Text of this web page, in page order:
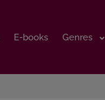
E-books Genres
E-books Genres